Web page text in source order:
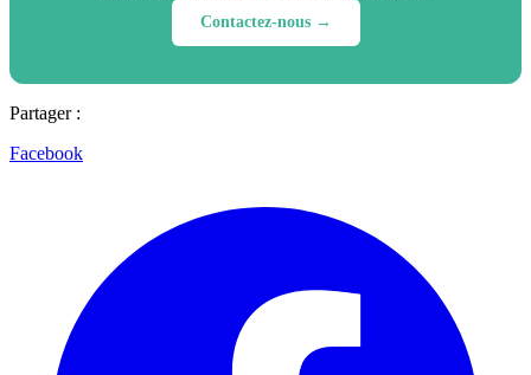
Contactez-nous →
Partager :
Facebook